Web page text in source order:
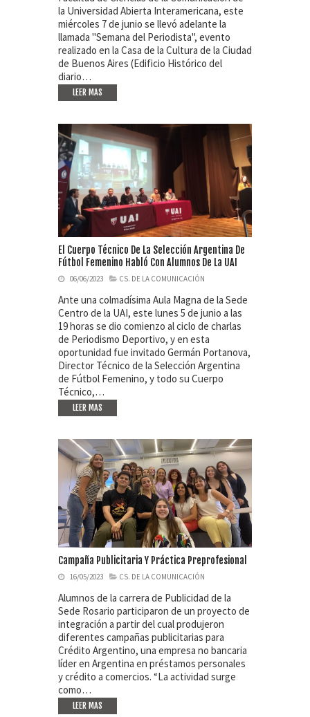
la Universidad Abierta Interamericana, este
miércoles 7 de junio se llevó adelante la
llamada "Semana del Periodista", evento
realizado en la Casa de la Cultura de la Ciudad
de Buenos Aires (Edificio Histórico del
diario…
LEER MAS
El Cuerpo Técnico De La Selección Argentina De
Fútbol Femenino Habló Con Alumnos De La UAI
06/06/2023 CS. DE LA COMUNICACIÓN
Ante una colmadísima Aula Magna de la Sede
Centro de la UAI, este lunes 5 de junio a las
19 horas se dio comienzo al ciclo de charlas
de Periodismo Deportivo, y en esta
oportunidad fue invitado Germán Portanova,
Director Técnico de la Selección Argentina
de Fútbol Femenino, y todo su Cuerpo
Técnico,…
LEER MAS
Campaña Publicitaria Y Práctica Preprofesional
16/05/2023 CS. DE LA COMUNICACIÓN
Alumnos de la carrera de Publicidad de la
Sede Rosario participaron de un proyecto de
integración a partir del cual produjeron
diferentes campañas publicitarias para
Crédito Argentino, una empresa no bancaria
líder en Argentina en préstamos personales
y crédito a comercios. “La actividad surge
como…
LEER MAS